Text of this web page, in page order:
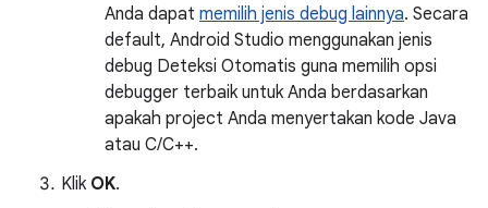
Anda dapat memilih jenis debug lainnya. Secara
default, Android Studio menggunakan jenis
debug Deteksi Otomatis guna memilih opsi
debugger terbaik untuk Anda berdasarkan
apakah project Anda menyertakan kode Java
atau C/C++.
Klik OK.